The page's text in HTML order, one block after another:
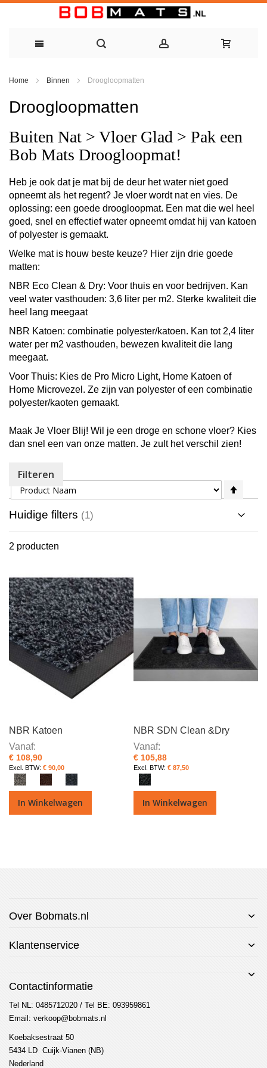
de
inhoud
Home Binnen Droogloopmatten
Droogloopmatten
Buiten Nat > Vloer Glad > Pak een
Bob Mats Droogloopmat!
Heb je ook dat je mat bij de deur het water niet goed
opneemt als het regent? Je vloer wordt nat en vies. De
oplossing: een goede droogloopmat. Een mat die wel heel
goed, snel en effectief water opneemt omdat hij van katoen
of polyester is gemaakt.
Welke mat is houw beste keuze? Hier zijn drie goede
matten:
NBR Eco Clean & Dry: Voor thuis en voor bedrijven. Kan
veel water vasthouden: 3,6 liter per m2. Sterke kwaliteit die
heel lang meegaat
NBR Katoen: combinatie polyester/katoen. Kan tot 2,4 liter
water per m2 vasthouden, bewezen kwaliteit die lang
meegaat.
Voor Thuis: Kies de Pro Micro Light, Home Katoen of
Home Microvezel. Ze zijn van polyester of een combinatie
polyester/kaoten gemaakt.
Maak Je Vloer Blij! Wil je een droge en schone vloer? Kies
dan snel een van onze matten. Je zult het verschil zien!
2 producten
Sorteer op
hoog
naar
NBR Katoen
Vanaf
€ 108,90
€ 90,00
In Winkelwagen
NBR SDN Clean &Dry
Vanaf
€ 105,88
€ 87,50
In Winkelwagen
Filteren
Huidige filters
Over Bobmats.nl
Klantenservice
Contactinformatie
Tel NL: 0485712020 / Tel BE: 093959861
Email: verkoop@bobmats.nl
Koebaksestraat 50
5434 LD Cuijk-Vianen (NB)
Nederland